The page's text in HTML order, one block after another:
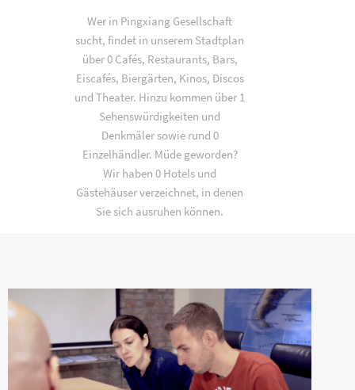
Wer in Pingxiang Gesellschaft
sucht, findet in unserem Stadtplan
über 0 Cafés, Restaurants, Bars,
Eiscafés, Biergärten, Kinos, Discos
und Theater. Hinzu kommen über 1
Sehenswürdigkeiten und
Denkmäler sowie rund 0
Einzelhändler. Müde geworden?
Wir haben 0 Hotels und
Gästehäuser verzeichnet, in denen
Sie sich ausruhen können.